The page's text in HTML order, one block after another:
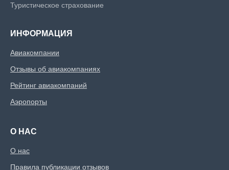
Туристическое страхование
ИНФОРМАЦИЯ
Авиакомпании
Отзывы об авиакомпаниях
Рейтинг авиакомпаний
Аэропорты
О НАС
О нас
Правила публикации отзывов